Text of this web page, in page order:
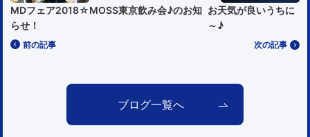
前の記事
MDフェア2018☆MOSS東京飲み会♪のお知
らせ！
次の記事
お天気が良いうちに
～♪
ブログ一覧へ